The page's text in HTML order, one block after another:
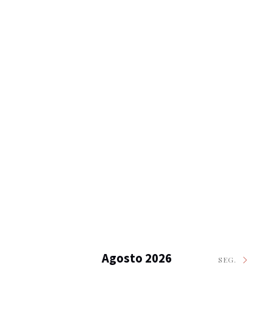
Agosto 2026 SEG.